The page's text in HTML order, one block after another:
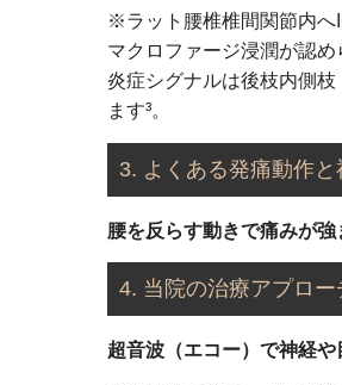
※ラット腰椎椎間関節内へ
マクロファージ浸潤が認め
炎症シグナルは後枝内側
ます³。
3. よくある発痛動作と
腰を反らす動きで痛みが強
4. 当院の治療アプロ
超音波（エコー）で神経